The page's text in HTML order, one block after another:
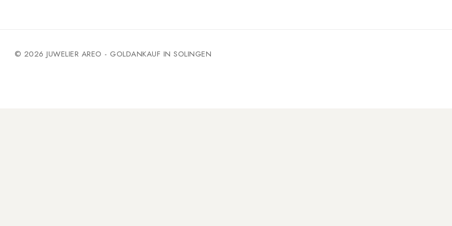
© 2026 JUWELIER AREO - GOLDANKAUF IN SOLINGEN